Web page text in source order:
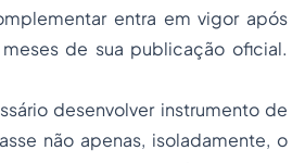
entra em vigor após
de sua publicação oficial.
desenvolver instrumento de
não apenas, isoladamente, o